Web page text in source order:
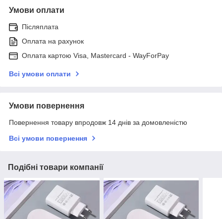
Умови оплати
Післяплата
Оплата на рахунок
Оплата картою Visa, Mastercard - WayForPay
Всі умови оплати
Умови повернення
Повернення товару впродовж 14 днів за домовленістю
Всі умови повернення
Подібні товари компанії